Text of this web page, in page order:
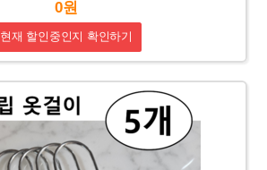
0원
현재 할인중인지 확인하기